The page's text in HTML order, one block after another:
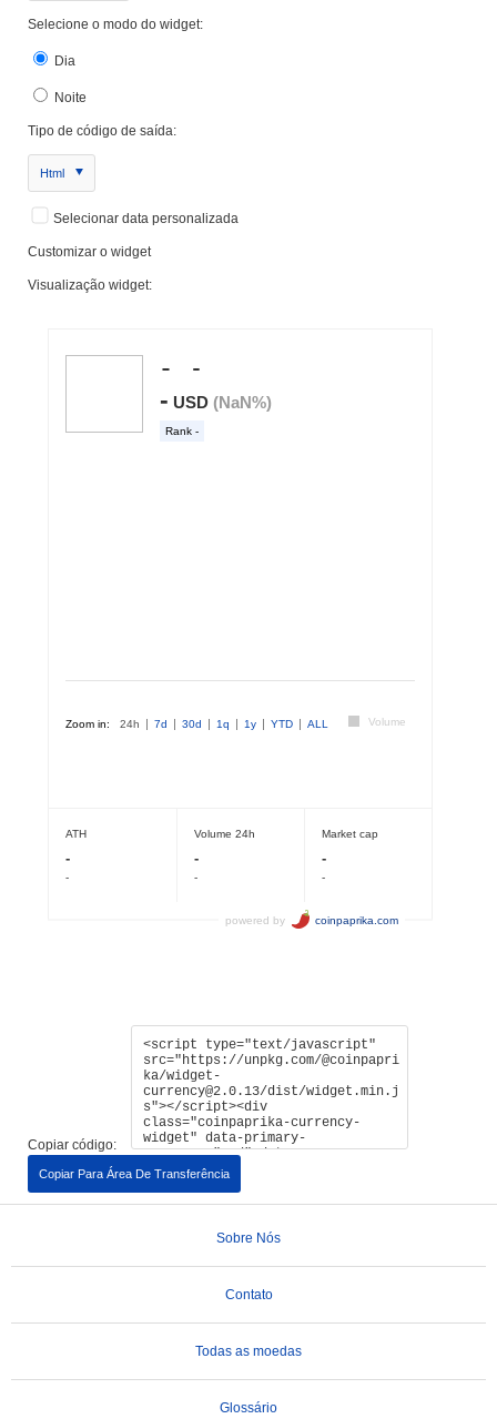
Selecione o modo do widget:
Dia
Noite
Tipo de código de saída:
Html
Selecionar data personalizada
Customizar o widget
Visualização widget:
Copiar código:
Copiar Para Área De Transferência
Sobre Nós
Contato
Todas as moedas
Glossário